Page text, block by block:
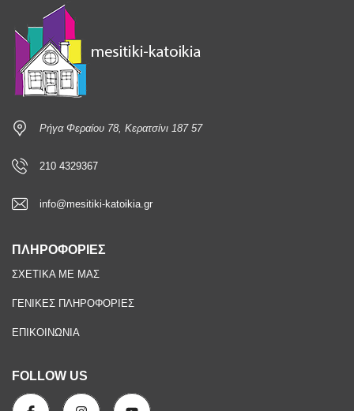
Ρήγα Φεραίου 78, Κερατσίνι 187 57
210 4329367
info@mesitiki-katoikia.gr
ΠΛΗΡΟΦΟΡΙΕΣ
ΣΧΕΤΙΚΑ ΜΕ ΜΑΣ
ΓΕΝΙΚΕΣ ΠΛΗΡΟΦΟΡΙΕΣ
ΕΠΙΚΟΙΝΩΝΙΑ
FOLLOW US